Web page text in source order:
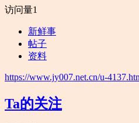
访问量1
新鲜事
帖子
资料
https://www.jy007.net.cn/u-
Ta的关注